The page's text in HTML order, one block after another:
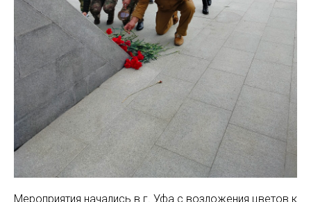
Мероприятия начались в г. Уфа с возложения цветов к